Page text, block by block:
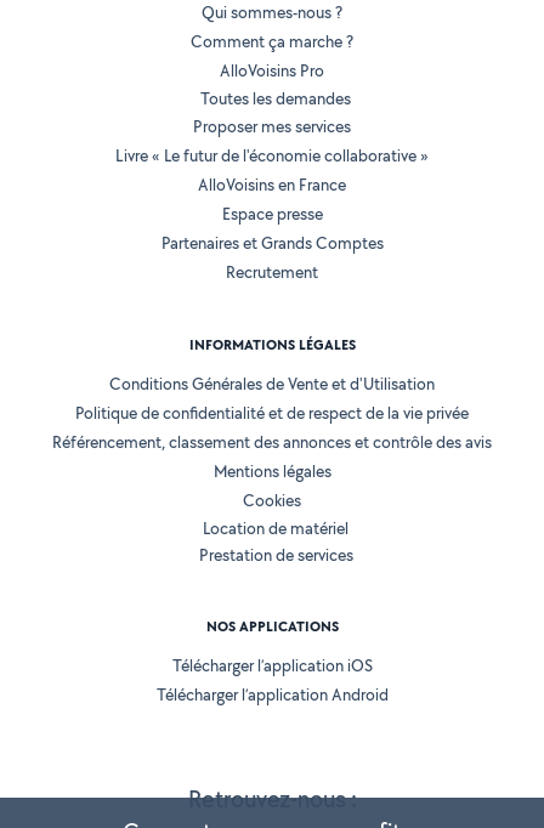
Retrouvez-nous :
Qui sommes-nous ?
Comment ça marche ?
AlloVoisins Pro
Toutes les demandes
Proposer mes services
Livre « Le futur de l'économie collaborative »
AlloVoisins en France
Espace presse
Partenaires et Grands Comptes
Recrutement
INFORMATIONS LÉGALES
Conditions Générales de Vente et d'Utilisation
Politique de confidentialité et de respect de la vie privée
Référencement, classement des annonces et contrôle des avis
Mentions légales
Cookies
Location de matériel
Prestation de services
NOS APPLICATIONS
Télécharger l’application iOS
Télécharger l’application Android